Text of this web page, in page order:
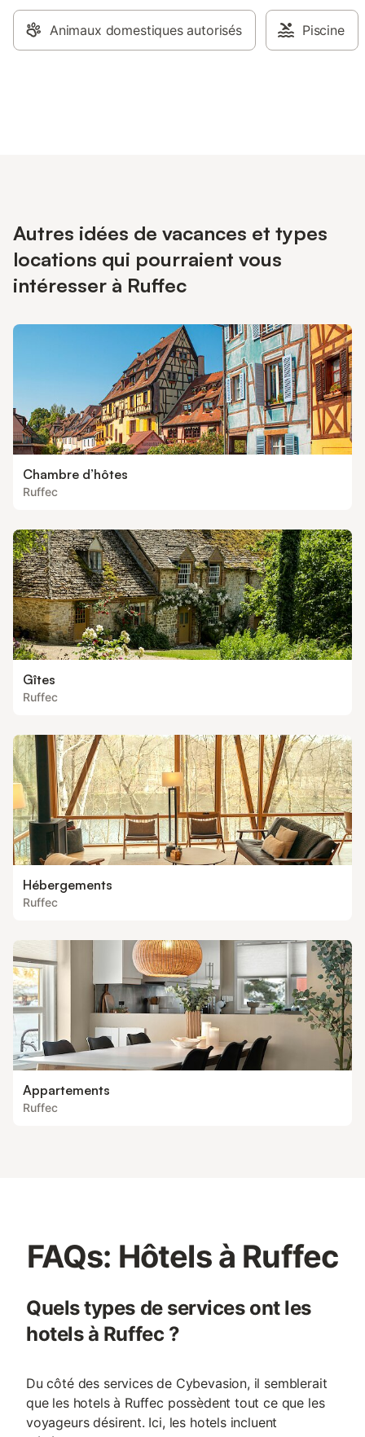
Animaux domestiques autorisés Piscine
Autres idées de vacances et types
locations qui pourraient vous
intéresser à Ruffec
Chambre d’hôtes
Ruffec
Gîtes
Ruffec
Hébergements
Ruffec
Appartements
Ruffec
FAQs: Hôtels à Ruffec
Quels types de services ont les
hotels à Ruffec ?
Du côté des services de Cybevasion, il semblerait
que les hotels à Ruffec possèdent tout ce que les
voyageurs désirent. Ici, les hotels incluent